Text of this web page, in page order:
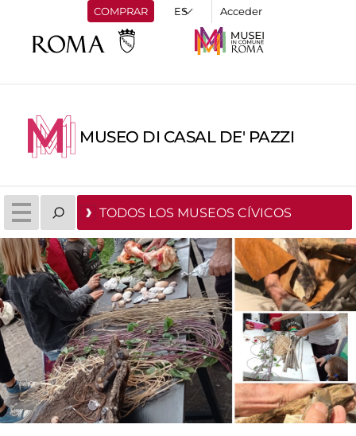
COMPRAR Acceder
MUSEO DI CASAL DE' PAZZI
TODOS LOS MUSEOS CÍVICOS